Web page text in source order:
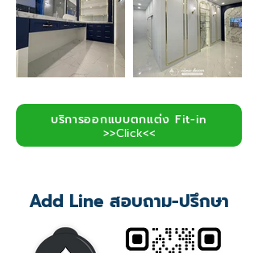
บริการออกแบบตกแต่ง Fit-in
>>Click<<
Add Line สอบถาม-ปรึกษา